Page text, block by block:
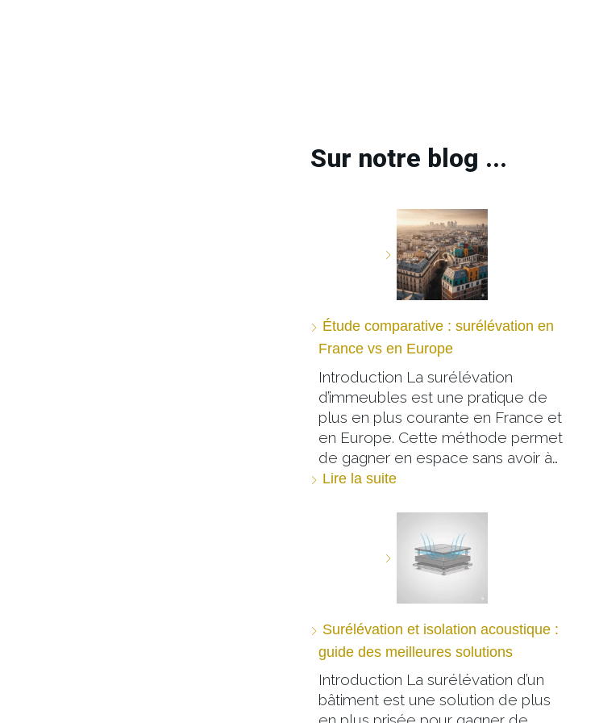
Sur notre blog ...
Étude comparative : surélévation en
France vs en Europe
Introduction La surélévation
d’immeubles est une pratique de
plus en plus courante en France et
en Europe. Cette méthode permet
de gagner en espace sans avoir à…
Lire la suite
Surélévation et isolation acoustique :
guide des meilleures solutions
Introduction La surélévation d’un
bâtiment est une solution de plus